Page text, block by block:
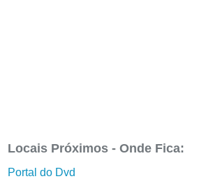
Locais Próximos - Onde Fica:
Portal do Dvd